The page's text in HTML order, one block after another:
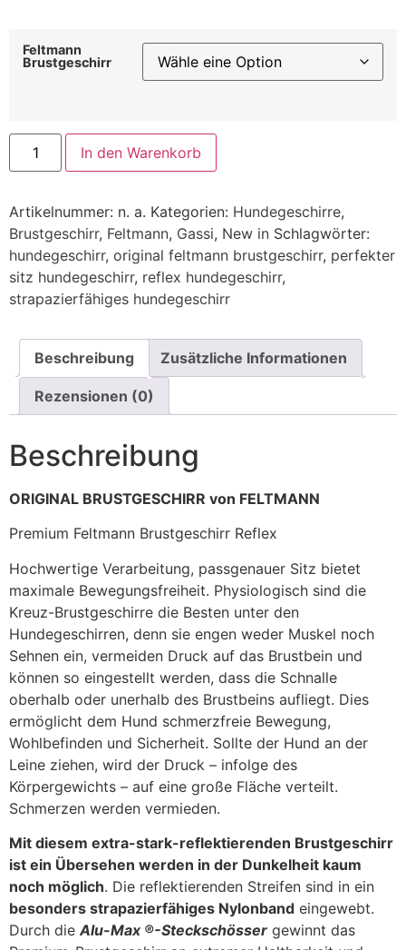
Feltmann
Brustgeschirr
In den Warenkorb
Artikelnummer: n. a. Kategorien: Hundegeschirre,
Brustgeschirr, Feltmann, Gassi, New in Schlagwörter:
hundegeschirr, original feltmann brustgeschirr, perfekter
sitz hundegeschirr, reflex hundegeschirr,
strapazierfähiges hundegeschirr
Beschreibung Zusätzliche Informationen
Rezensionen (0)
Beschreibung
ORIGINAL BRUSTGESCHIRR von FELTMANN
Premium Feltmann Brustgeschirr Reflex
Hochwertige Verarbeitung, passgenauer Sitz bietet
maximale Bewegungsfreiheit. Physiologisch sind die
Kreuz-Brustgeschirre die Besten unter den
Hundegeschirren, denn sie engen weder Muskel noch
Sehnen ein, vermeiden Druck auf das Brustbein und
können so eingestellt werden, dass die Schnalle
oberhalb oder unerhalb des Brustbeins aufliegt. Dies
ermöglicht dem Hund schmerzfreie Bewegung,
Wohlbefinden und Sicherheit. Sollte der Hund an der
Leine ziehen, wird der Druck – infolge des
Körpergewichts – auf eine große Fläche verteilt.
Schmerzen werden vermieden.
Mit diesem extra-stark-reflektierenden Brustgeschirr
ist ein Übersehen werden in der Dunkelheit kaum
noch möglich. Die reflektierenden Streifen sind in ein
besonders strapazierfähiges Nylonband eingewebt.
Durch dieAlu-Max ®-Steckschösser gewinnt das